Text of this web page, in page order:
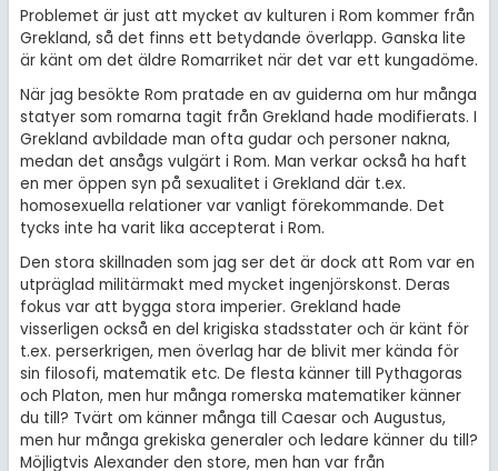
Problemet är just att mycket av kulturen i Rom kommer från
Grekland, så det finns ett betydande överlapp. Ganska lite
är känt om det äldre Romarriket när det var ett kungadöme.
När jag besökte Rom pratade en av guiderna om hur många
statyer som romarna tagit från Grekland hade modifierats. I
Grekland avbildade man ofta gudar och personer nakna,
medan det ansågs vulgärt i Rom. Man verkar också ha haft
en mer öppen syn på sexualitet i Grekland där t.ex.
homosexuella relationer var vanligt förekommande. Det
tycks inte ha varit lika accepterat i Rom.
Den stora skillnaden som jag ser det är dock att Rom var en
utpräglad militärmakt med mycket ingenjörskonst. Deras
fokus var att bygga stora imperier. Grekland hade
visserligen också en del krigiska stadsstater och är känt för
t.ex. perserkrigen, men överlag har de blivit mer kända för
sin filosofi, matematik etc. De flesta känner till Pythagoras
och Platon, men hur många romerska matematiker känner
du till? Tvärt om känner många till Caesar och Augustus,
men hur många grekiska generaler och ledare känner du till?
Möjligtvis Alexander den store, men han var från